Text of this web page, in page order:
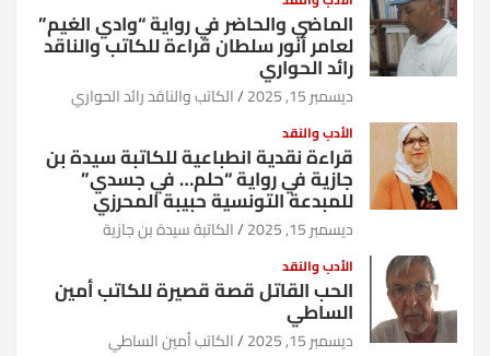
الماضي والحاضر في رواية “وادي الغيم”
لعامر أنور سلطان قراءة للكاتب والناقد
رائد الحواري
ديسمبر 15, 2025 الكاتب والناقد رائد الحواري
الأدب والنقد
قراءة نقدية انطباعية للكاتبة سيدة بن
جازية في رواية “حلم… في جسدي”
للمبدعة التونسية حبيبة المحرزي
ديسمبر 15, 2025 الكاتبة سيدة بن جازية
الأدب والنقد
الحب القاتل قصة قصيرة للكاتب أمين
الساطي
ديسمبر 15, 2025 الكاتب أمين الساطي